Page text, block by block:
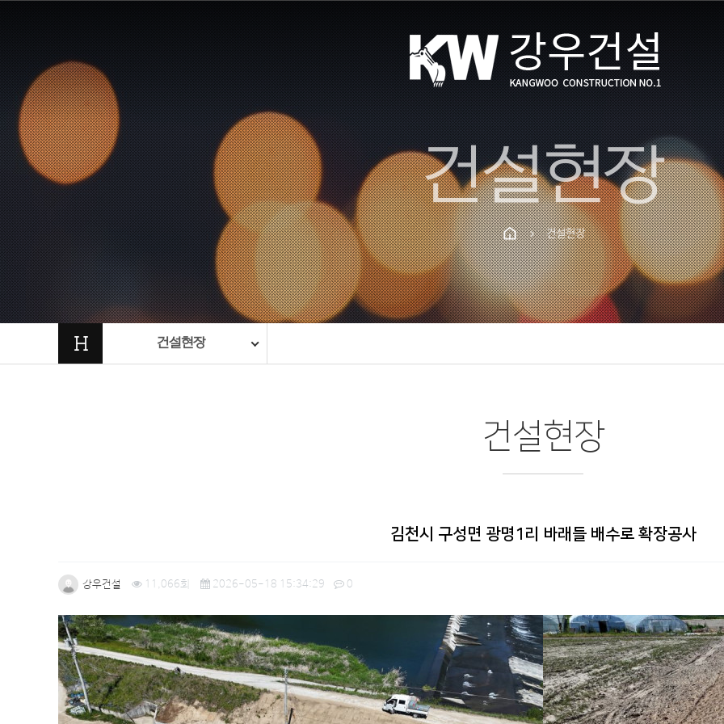
건설현장
chevron_right 건설현장
H 건설현장
건설현장
김천시 구성면 광명1리 바래들 배수로 확장공사
강우건설 11,066회 2026-05-18 15:34:29 0
본문